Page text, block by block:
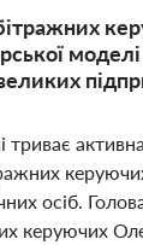
моделі
триває
осіб.
керуючих